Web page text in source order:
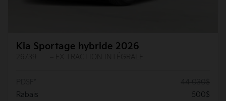
Kia Sportage hybride 2026
Rabais
500$